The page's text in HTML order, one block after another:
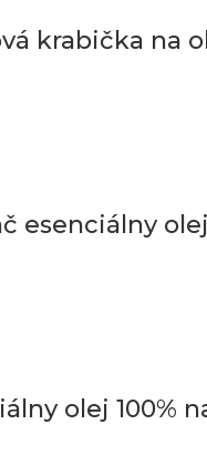
krabička na
esenciálny
olej 100%